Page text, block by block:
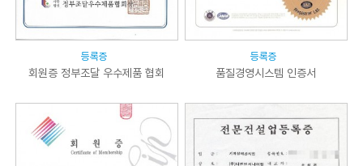
등록증
회원증 정부조달 우수제품 협회
등록증
품질경영시스템 인증서